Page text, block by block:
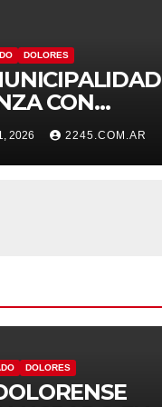
DOLORES
CON
EN EL
HÍDRICO
2026 2245.COM.AR
DOLORES